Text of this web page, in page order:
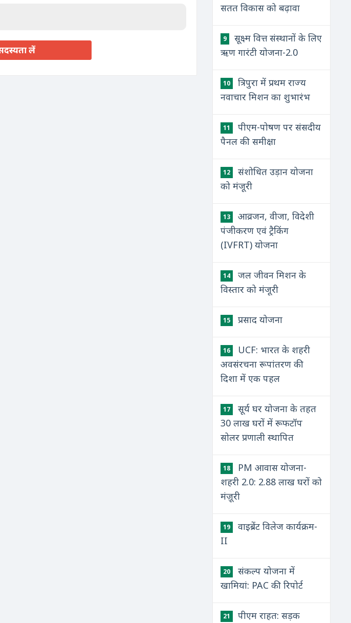
सदस्यता लें
सतत विकास को बढ़ावा
9
सूक्ष्म वित्त संस्थानों के लिए
ऋण गारंटी योजना-2.0
10
त्रिपुरा में प्रथम राज्य
नवाचार मिशन का शुभारंभ
11
पीएम-पोषण पर संसदीय
पैनल की समीक्षा
12
संशोधित उड़ान योजना
को मंजूरी
13
आव्रजन, वीजा, विदेशी
पंजीकरण एवं ट्रैकिंग
(IVFRT) योजना
14
जल जीवन मिशन के
विस्तार को मंजूरी
15 प्रसाद योजना
16
UCF: भारत के शहरी
अवसंरचना रूपांतरण की
दिशा में एक पहल
17
सूर्य घर योजना के तहत
30 लाख घरों में रूफटॉप
सोलर प्रणाली स्थापित
18
PM आवास योजना-
शहरी 2.0: 2.88 लाख घरों को
मंज़ूरी
19
वाइब्रेंट विलेज कार्यक्रम-
II
20
संकल्प योजना में
खामियां: PAC की रिपोर्ट
21
पीएम राहत: सड़क